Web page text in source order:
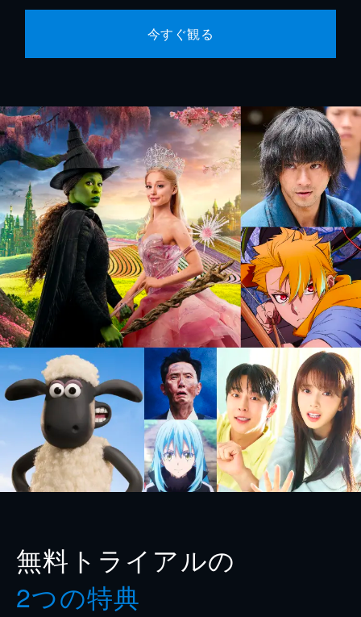
今すぐ観る
無料トライアルの
2つの特典